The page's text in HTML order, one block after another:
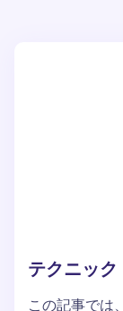
テクニック
この記事では